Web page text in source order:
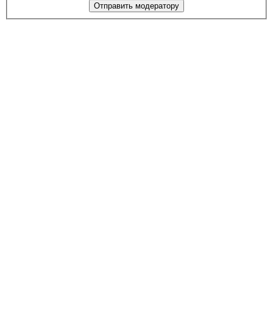
Отправить модератору